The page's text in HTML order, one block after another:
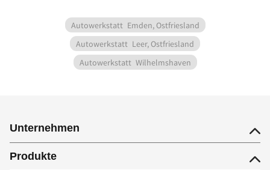
Autowerkstatt Emden, Ostfriesland
Autowerkstatt Leer, Ostfriesland
Autowerkstatt Wilhelmshaven
Unternehmen
Produkte